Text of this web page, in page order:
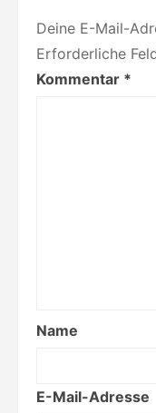
Deine E-Mail-
Erforderliche
Kommentar *
Name
E-Mail-Adresse